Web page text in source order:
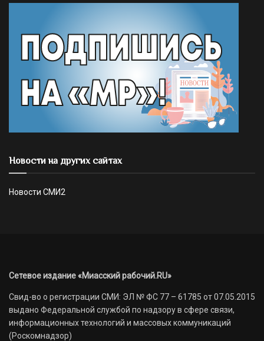
Новости на других сайтах
Новости СМИ2
Сетевое издание «Миасский рабочий.RU»
Свид-во о регистрации СМИ: ЭЛ № ФС 77 – 61785 от 07.05.2015
выдано Федеральной службой по надзору в сфере связи,
информационных технологий и массовых коммуникаций
(Роскомнадзор)